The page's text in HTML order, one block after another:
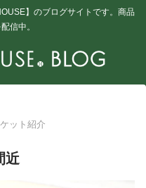
】のブログサイトです。商品
信中。
ット紹介
近